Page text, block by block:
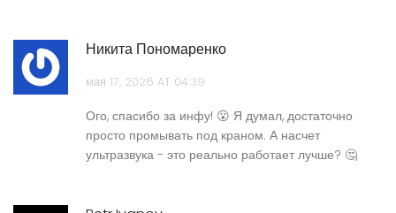
Никита Пономаренко
мая 17, 2026 AT 04:39
Ого, спасибо за инфу! 😮 Я думал, достаточно
просто промывать под краном. А насчет
ультразвука - это реально работает лучше? 🤔